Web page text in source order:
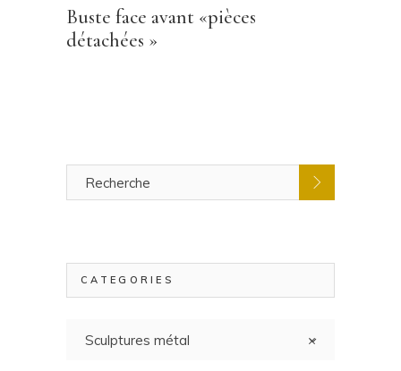
Buste face avant «pièces
détachées »
Recherche
pour
:
CATEGORIES
×
Sculptures métal